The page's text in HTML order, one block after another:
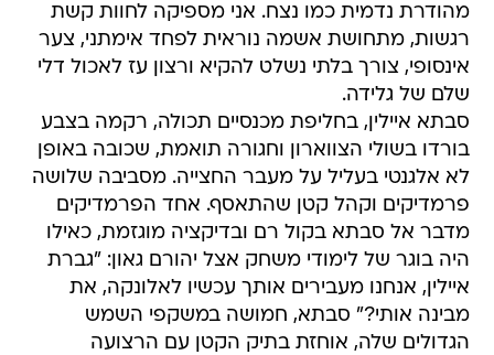
מהודרת נדמית כמו נצח. אני מספיקה לחוות קשת
רגשות, מתחושת אשמה נוראית לפחד אימתני, צער
אינסופי, צורך בלתי נשלט להקיא ורצון עז לאכול דלי
שלם של גלידה.
סבתא איילין, בחליפת מכנסיים תכולה, רקמה בצבע
בורדו בשולי הצווארון וחגורה תואמת, שכובה באופן
לא אלגנטי בעליל על מעבר החצייה. מסביבה שלושה
פרמדיקים וקהל קטן שהתאסף. אחד הפרמדיקים
מדבר אל סבתא בקול רם ובדיקציה מוגזמת, כאילו
היה בוגר של לימודי משחק אצל יהורם גאון: "גברת
איילין, אנחנו מעבירים אותך עכשיו לאלונקה, את
מבינה אותי?" סבתא, חמושה במשקפי השמש
הגדולים שלה, אוחזת בתיק הקטן עם הרצועה